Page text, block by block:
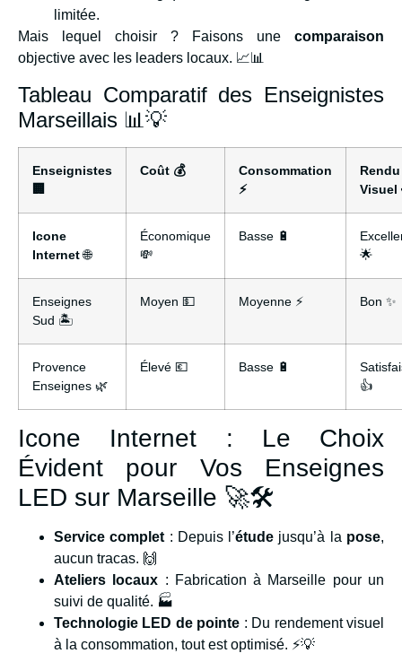
limitée.
Mais lequel choisir ? Faisons une comparaison
objective avec les leaders locaux. 📈📊
Tableau Comparatif des Enseignistes
Marseillais 📊💡
Enseignistes
🏢
Coût 💰
Consommation
⚡
Rendu
Visuel
Icone
Internet🌐
Économique
💸
Basse 🔋
🌟
Enseignes
Sud 🏝
Moyen 💵 Moyenne ⚡ Bon ✨
Provence
Enseignes 🌿
Élevé 💶 Basse 🔋
👍
Icone Internet : Le Choix
Évident pour Vos Enseignes
LED sur Marseille 🚀🛠
Service complet : Depuis l’étude jusqu’à la pose,
aucun tracas. 🙌
Ateliers locaux : Fabrication à Marseille pour un
suivi de qualité. 🏭
Technologie LED de pointe : Du rendement visuel
à la consommation, tout est optimisé. ⚡💡